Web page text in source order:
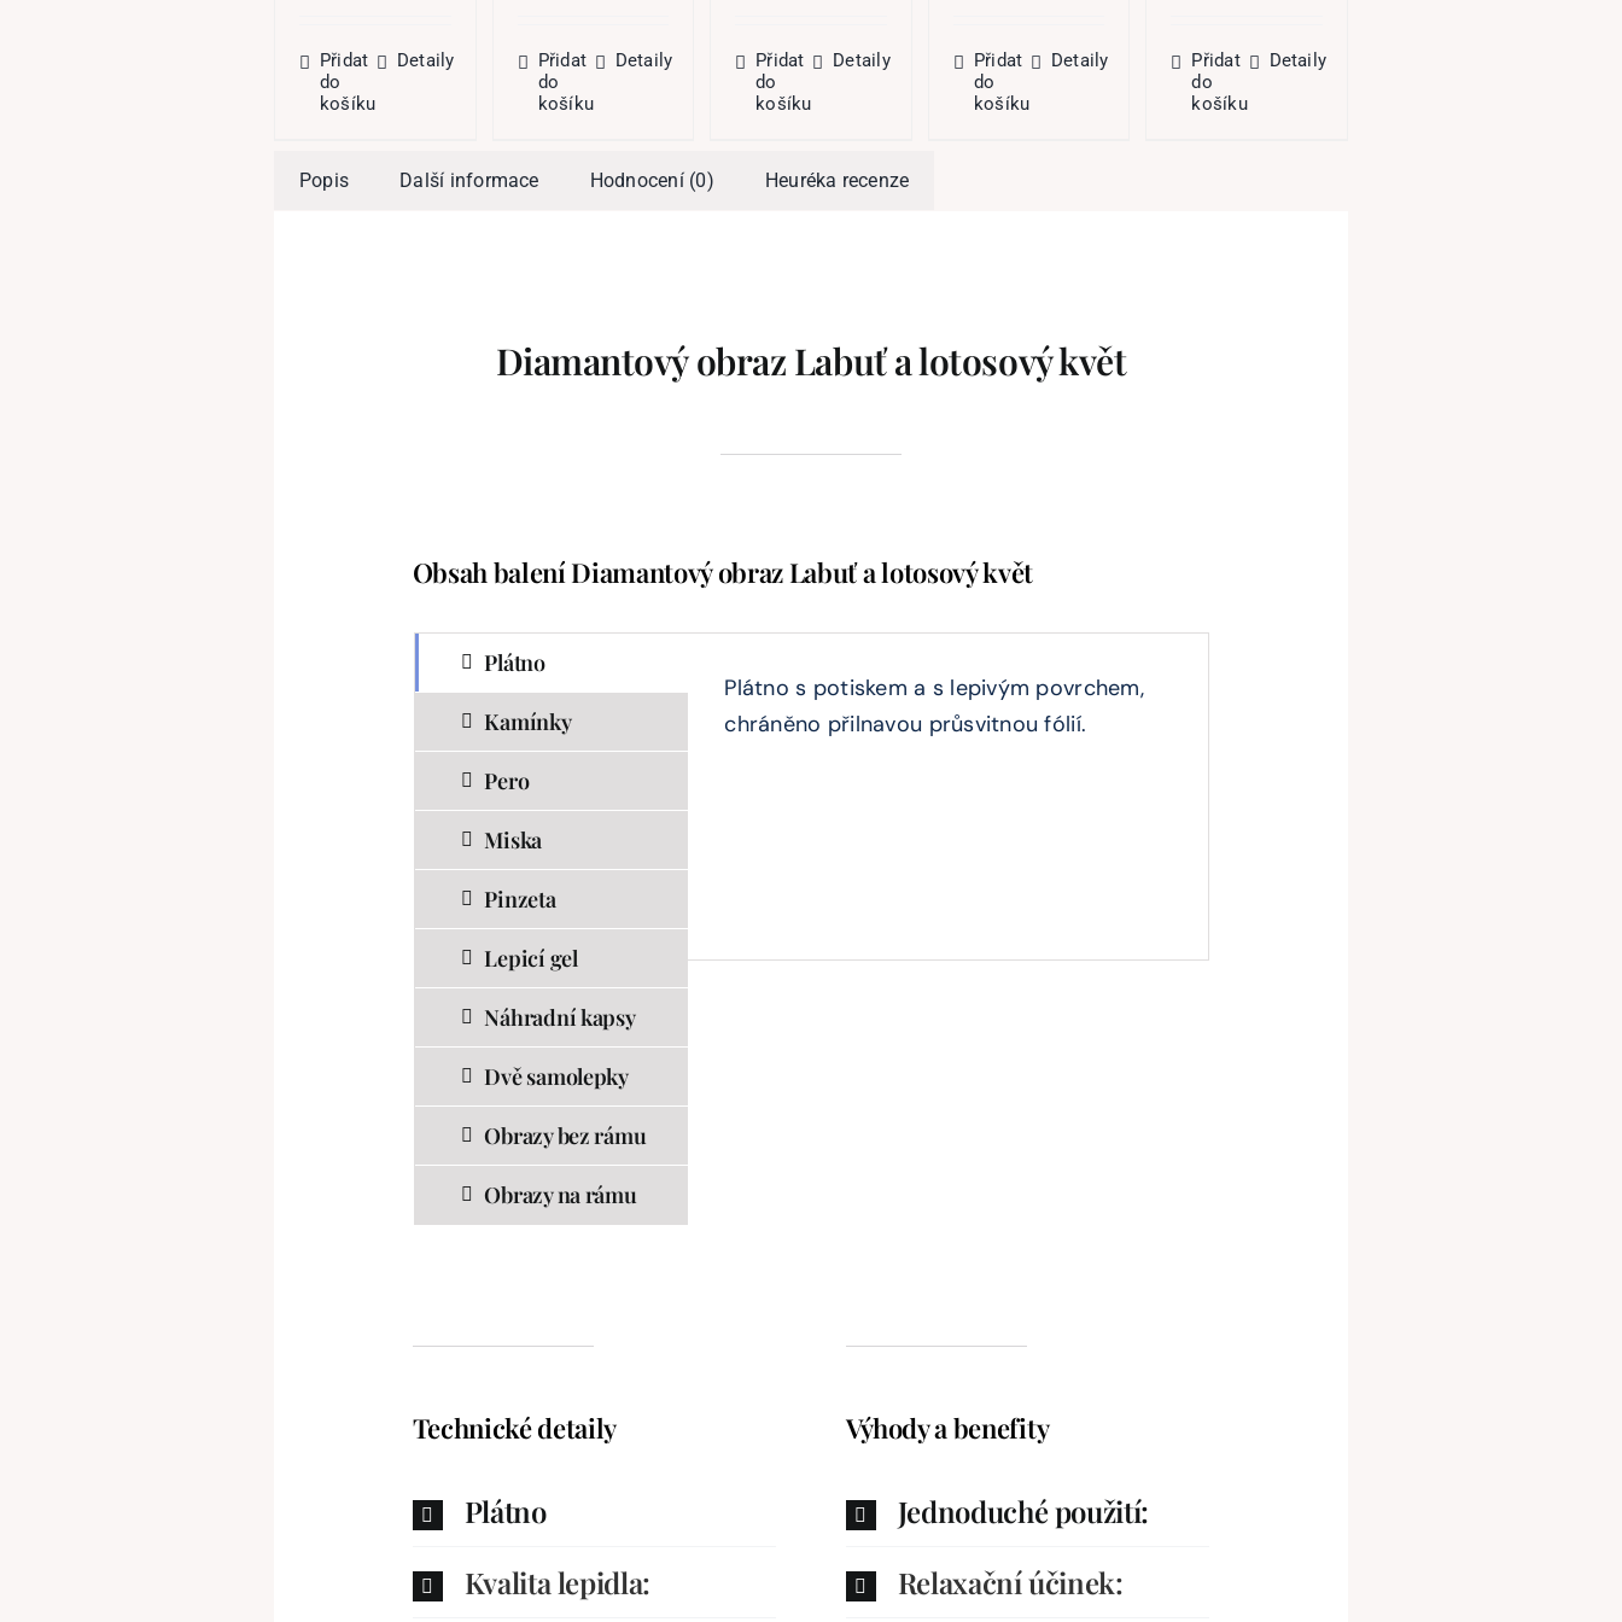
Přidat
do
košíku
Detaily
Přidat
do
košíku
Detaily
Přidat
do
košíku
Detaily
Přidat
do
košíku
Detaily
Přidat
do
košíku
Detaily
Popis Další informace Hodnocení (0) Heuréka recenze
Diamantový obraz Labuť a lotosový květ
Obsah balení Diamantový obraz Labuť a lotosový květ
Plátno
Kamínky
Pero
Miska
Pinzeta
Lepicí gel
Náhradní kapsy
Dvě samolepky
Obrazy bez rámu
Obrazy na rámu
Plátno s potiskem a s lepivým povrchem,
chráněno přilnavou průsvitnou fólií.
Technické detaily
Plátno
Kvalita lepidla:
Výhody a benefity
Jednoduché použití:
Relaxační účinek: